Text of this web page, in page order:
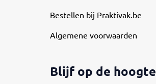
Bestellen bij Praktivak.be
Algemene voorwaarden
Blijf op de hoogte